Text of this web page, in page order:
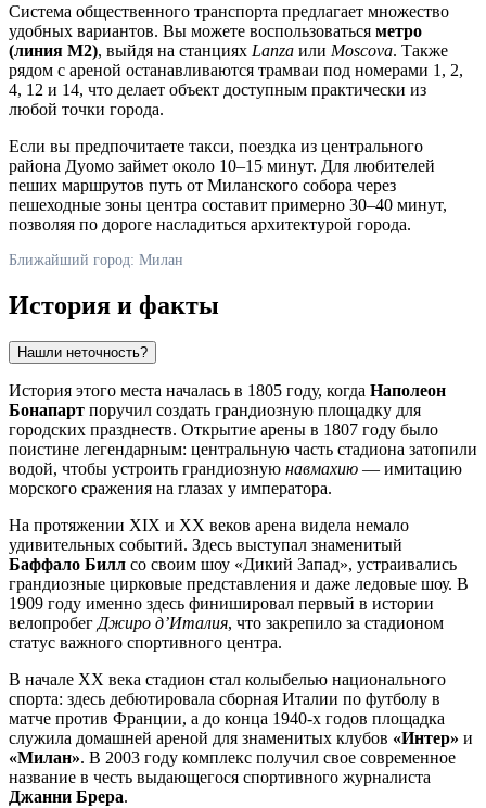
Система общественного транспорта предлагает множество
удобных вариантов. Вы можете воспользоваться метро
(линия M2), выйдя на станциях Lanza или Moscova. Также
рядом с ареной останавливаются трамваи под номерами 1, 2,
4, 12 и 14, что делает объект доступным практически из
любой точки города.
Если вы предпочитаете такси, поездка из центрального
района Дуомо займет около 10–15 минут. Для любителей
пеших маршрутов путь от Миланского собора через
пешеходные зоны центра составит примерно 30–40 минут,
позволяя по дороге насладиться архитектурой города.
Ближайший город: Милан
История и факты
Нашли неточность?
История этого места началась в 1805 году, когда Наполеон
Бонапарт поручил создать грандиозную площадку для
городских празднеств. Открытие арены в 1807 году было
поистине легендарным: центральную часть стадиона затопили
водой, чтобы устроить грандиозную навмахию — имитацию
морского сражения на глазах у императора.
На протяжении XIX и XX веков арена видела немало
удивительных событий. Здесь выступал знаменитый
Баффало Билл со своим шоу «Дикий Запад», устраивались
грандиозные цирковые представления и даже ледовые шоу. В
1909 году именно здесь финишировал первый в истории
велопробегДжиро д’Италия, что закрепило за стадионом
статус важного спортивного центра.
В начале XX века стадион стал колыбелью национального
спорта: здесь дебютировала сборная Италии по футболу в
матче против Франции, а до конца 1940-х годов площадка
служила домашней ареной для знаменитых клубов «Интер» и
«Милан». В 2003 году комплекс получил свое современное
название в честь выдающегося спортивного журналиста
Джанни Брера.